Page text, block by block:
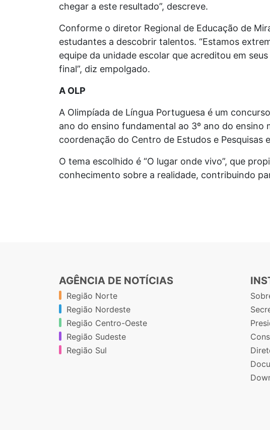
chegar a este resultado”, descreve.
Conforme o diretor Regional de Educação de
estudantes a descobrir talentos. “Estamos
equipe da unidade escolar que acreditou em
final”, diz empolgado.
A OLP
A Olimpíada de Língua Portuguesa é um
ano do ensino fundamental ao 3º ano do ensino
coordenação do Centro de Estudos e Pesquisas
O tema escolhido é “O lugar onde vivo”, que
conhecimento sobre a realidade, contribuindo
AGÊNCIA DE NOTÍCIAS
Região Norte
Região Nordeste
Região Centro-Oeste
Região Sudeste
Região Sul